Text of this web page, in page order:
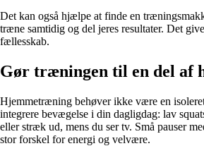
Det kan også hjælpe at finde en
træne samtidig og del jeres resultater. Det
fællesskab.
Gør træningen til en del af
Hjemmetræning behøver ikke være en
integrere bevægelse i din dagligdag: lav
eller stræk ud, mens du ser tv. Små pauser
stor forskel for energi og velvære.